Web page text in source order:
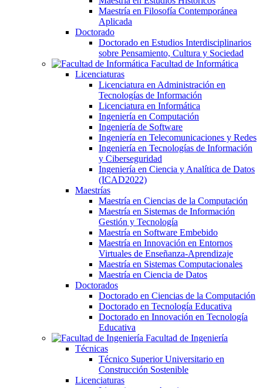
Maestría en Filosofía Contemporánea
Aplicada
Doctorado
Doctorado en Estudios Interdisciplinarios
sobre Pensamiento, Cultura y Sociedad
Facultad de Informática
Licenciaturas
Licenciatura en Administración en
Tecnologías de Información
Licenciatura en Informática
Ingeniería en Computación
Ingeniería de Software
Ingeniería en Telecomunicaciones y Redes
Ingeniería en Tecnologías de Información
y Ciberseguridad
Ingeniería en Ciencia y Analítica de Datos
(ICAD2022)
Maestrías
Maestría en Ciencias de la Computación
Maestría en Sistemas de Información
Gestión y Tecnología
Maestría en Software Embebido
Maestría en Innovación en Entornos
Virtuales de Enseñanza-Aprendizaje
Maestría en Sistemas Computacionales
Maestría en Ciencia de Datos
Doctorados
Doctorado en Ciencias de la Computación
Doctorado en Tecnología Educativa
Doctorado en Innovación en Tecnología
Educativa
Facultad de Ingeniería
Técnicas
Técnico Superior Universitario en
Construcción Sostenible
Licenciaturas